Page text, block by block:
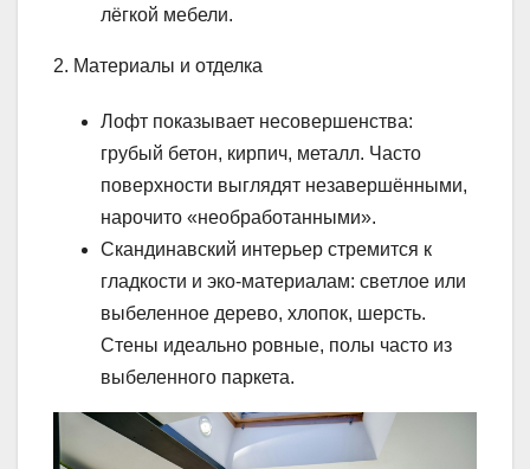
лёгкой мебели.
2. Материалы и отделка
Лофт показывает несовершенства:
грубый бетон, кирпич, металл. Часто
поверхности выглядят незавершёнными,
нарочито «необработанными».
Скандинавский интерьер стремится к
гладкости и эко-материалам: светлое или
выбеленное дерево, хлопок, шерсть.
Стены идеально ровные, полы часто из
выбеленного паркета.